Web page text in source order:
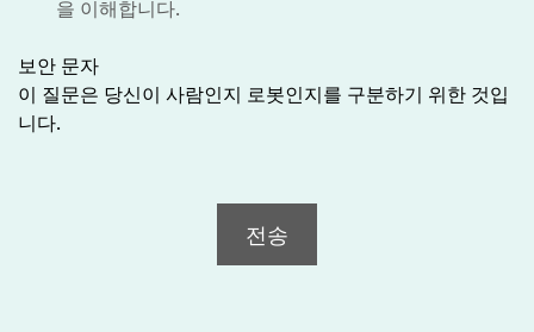
을 이해합니다.
보안 문자
이 질문은 당신이 사람인지 로봇인지를 구분하기 위한 것입
니다.
전송